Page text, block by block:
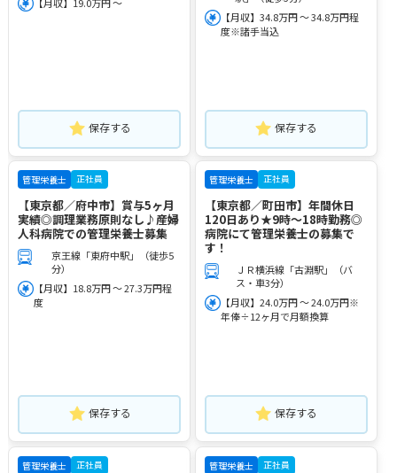
保存する
【月収】34.8万円 ～ 34.8万円程
度※諸手当込
保存する
管理栄養士 正社員
【東京都／府中市】賞与5ヶ月
実績◎調理業務原則なし♪産婦
人科病院での管理栄養士募集
京王線「東府中駅」（徒歩5
分）
【月収】18.8万円 ～ 27.3万円程
度
保存する
管理栄養士 正社員
【東京都／町田市】年間休日
120日あり★9時～18時勤務◎
病院にて管理栄養士の募集で
す！
ＪＲ横浜線「古淵駅」（バ
ス・車3分）
【月収】24.0万円 ～ 24.0万円※
年俸÷12ヶ月で月額換算
保存する
管理栄養士 正社員 管理栄養士 正社員